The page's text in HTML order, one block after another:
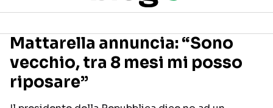
Seguici sui social
Mattarella annuncia: “Sono
vecchio, tra 8 mesi mi posso
riposare”